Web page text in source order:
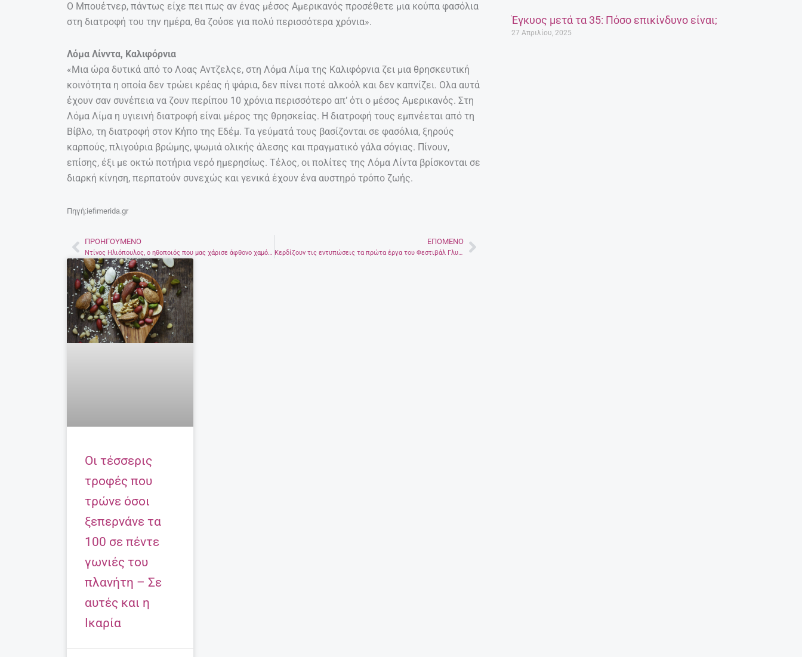
Ο Μπουέτνερ, πάντως είχε πει πως αν ένας μέσος Αμερικανός προσέθετε μια κούπα φασόλια
στη διατροφή του την ημέρα, θα ζούσε για πολύ περισσότερα χρόνια».
Λόμα Λίνντα, Καλιφόρνια
«Μια ώρα δυτικά από το Λοας Αντζελςε, στη Λόμα Λίμα της Καλιφόρνια ζει μια θρησκευτική
κοινότητα η οποία δεν τρώει κρέας ή ψάρια, δεν πίνει ποτέ αλκοόλ και δεν καπνίζει. Ολα αυτά
έχουν σαν συνέπεια να ζουν περίπου 10 χρόνια περισσότερο απ’ ότι ο μέσος Αμερικανός. Στη
Λόμα Λίμα η υγιεινή διατροφή είναι μέρος της θρησκείας. Η διατροφή τους εμπνέεται από τη
Βίβλο, τη διατροφή στον Κήπο της Εδέμ. Τα γεύματά τους βασίζονται σε φασόλια, ξηρούς
καρπούς, πλιγούρια βρώμης, ψωμιά ολικής άλεσης και πραγματικό γάλα σόγιας. Πίνουν,
επίσης, έξι με οκτώ ποτήρια νερό ημερησίως. Τέλος, οι πολίτες της Λόμα Λίντα βρίσκονται σε
διαρκή κίνηση, περπατούν συνεχώς και γενικά έχουν ένα αυστηρό τρόπο ζωής.
Πηγή:iefimerida.gr
Prev
ΠΡΟΗΓΟΎΜΕΝΟ
Ντίνος Ηλιόπουλος, ο ηθοποιός που μας χάρισε άφθονο χαμόγελο
ΕΠΌΜΕΝΟ
Κερδίζουν τις εντυπώσεις τα πρώτα έργα του Φεστιβάλ Γλυπτικής στην άμμο στην Αμμουδάρα – Φωτογραφίες και βίντεοNext
Οι τέσσερις
τροφές που
τρώνε όσοι
ξεπερνάνε τα
100 σε πέντε
γωνιές του
πλανήτη – Σε
αυτές και η
Ικαρία
Έγκυος μετά τα 35: Πόσο επικίνδυνο είναι;
27 Απριλίου, 2025